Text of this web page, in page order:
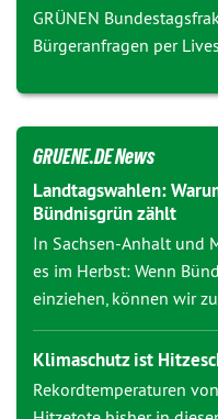
GRÜNEN
Bürgeranfragen per
GRUENE.DE News
Landtagswahlen:
Bündnisgrün zählt
In Sachsen-Anhalt und
es im Herbst: Wenn
einziehen, können wir
Klimaschutz ist
Rekordtemperaturen